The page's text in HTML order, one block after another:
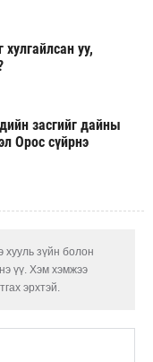
уу,
засгийг дайны
Орос сүйрнэ
хууль зүйн болон
үү. Хэм хэмжээ
эрхтэй.